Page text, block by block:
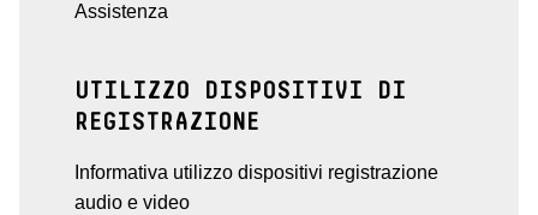
Assistenza
UTILIZZO DISPOSITIVI DI
REGISTRAZIONE
Informativa utilizzo dispositivi registrazione
audio e video